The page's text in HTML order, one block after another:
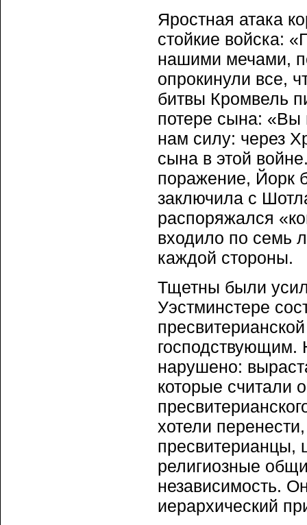
Яростная атака
стойкие войска:
нашими мечами,
опрокинули все,
битвы Кромвель
потере сына: «Вы
нам силу: через
сына в этой
поражение, Йорк
заключила с
распоряжался
входило по семь
каждой стороны.
Тщетны были
Уэстминстере
господствующим.
нарушено:
которые считали
хотели
пресвитерианцы,
религиозные
независимость.
иерархический